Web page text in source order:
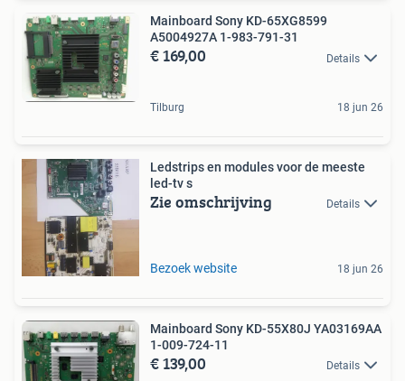
Mainboard Sony KD-65XG8599
A5004927A 1-983-791-31
€ 169,00 Details
Tilburg 18 jun 26
Ledstrips en modules voor de meeste
led-tv s
Zie omschrijving Details
Bezoek website 18 jun 26
Mainboard Sony KD-55X80J YA03169AA
1-009-724-11
€ 139,00 Details